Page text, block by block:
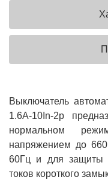
Выключатель
1.6А-10In-2р
нормальном
напряжением до
60Гц и для защиты
токов короткого